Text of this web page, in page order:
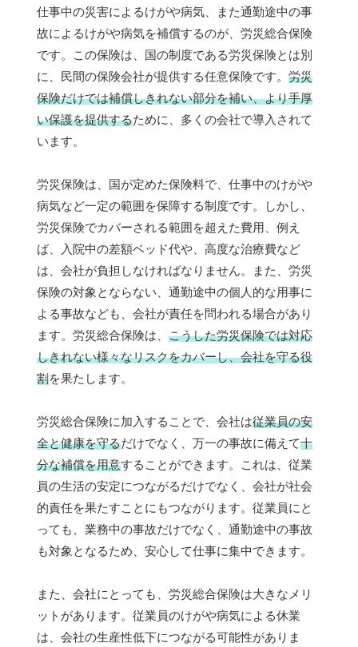
仕事中の災害によるけがや病気、また通勤途中の事
故によるけがや病気を補償するのが、労災総合保険
です。この保険は、国の制度である労災保険とは別
に、民間の保険会社が提供する任意保険です。 労災
保険だけでは補償しきれない部分を補い、より手厚
い保護を提供するために、多くの会社で導入されて
います。
労災保険は、国が定めた保険料で、仕事中のけがや
病気など一定の範囲を保障する制度です。しかし、
労災保険でカバーされる範囲を超えた費用、例え
ば、入院中の差額ベッド代や、高度な治療費など
は、会社が負担しなければなりません。また、労災
保険の対象とならない、通勤途中の個人的な用事に
よる事故なども、会社が責任を問われる場合があり
ます。労災総合保険は、 こうした労災保険では対応
しきれない様々なリスクをカバーし、会社を守る役
割を果たします。
労災総合保険に加入することで、会社は従業員の安
全と健康を守るだけでなく、万一の事故に備えて十
分な補償を用意することができます。これは、従業
員の生活の安定につながるだけでなく、会社が社会
的責任を果たすことにもつながります。従業員にと
っても、業務中の事故だけでなく、通勤途中の事故
も対象となるため、安心して仕事に集中できます。
また、会社にとっても、労災総合保険は大きなメリ
ットがあります。従業員のけがや病気による休業
は、会社の生産性低下につながる可能性がありま